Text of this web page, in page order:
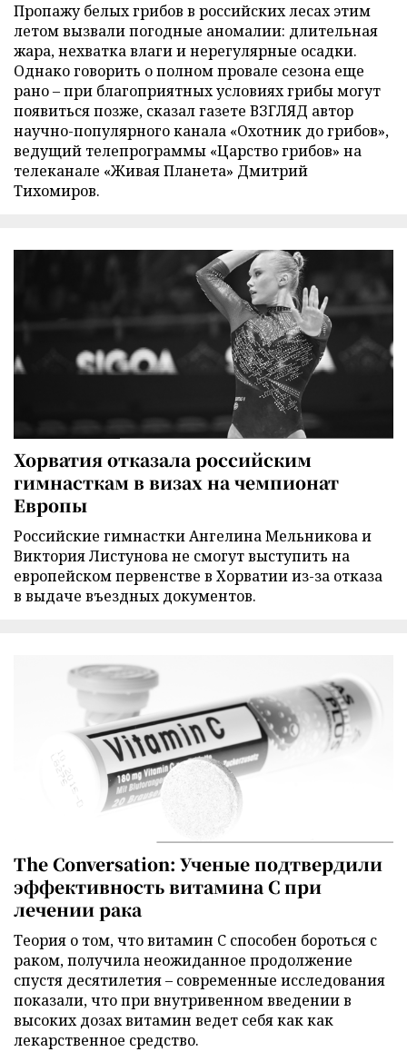
Пропажу белых грибов в российских лесах этим
летом вызвали погодные аномалии: длительная
жара, нехватка влаги и нерегулярные осадки.
Однако говорить о полном провале сезона еще
рано – при благоприятных условиях грибы могут
появиться позже, сказал газете ВЗГЛЯД автор
научно-популярного канала «Охотник до грибов»,
ведущий телепрограммы «Царство грибов» на
телеканале «Живая Планета» Дмитрий
Тихомиров.
Хорватия отказала российским
гимнасткам в визах на чемпионат
Европы
Российские гимнастки Ангелина Мельникова и
Виктория Листунова не смогут выступить на
европейском первенстве в Хорватии из-за отказа
в выдаче въездных документов.
The Conversation: Ученые подтвердили
эффективность витамина C при
лечении рака
Теория о том, что витамин C способен бороться с
раком, получила неожиданное продолжение
спустя десятилетия – современные исследования
показали, что при внутривенном введении в
высоких дозах витамин ведет себя как как
лекарственное средство.